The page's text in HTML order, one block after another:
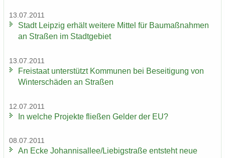
13.07.2011
Stadt Leip­zig er­hält wei­te­re Mit­tel für Bau­maß­nah­men
an Stra­ßen im Stadt­ge­biet
13.07.2011
Frei­staat un­ter­stützt Kom­mu­nen bei Be­sei­ti­gung von
Win­ter­schä­den an Stra­ßen
12.07.2011
In wel­che Pro­jek­te flie­ßen Gel­der der EU?
08.07.2011
An Ecke Jo­han­ni­s­al­lee/Lie­big­stra­ße ent­steht neue